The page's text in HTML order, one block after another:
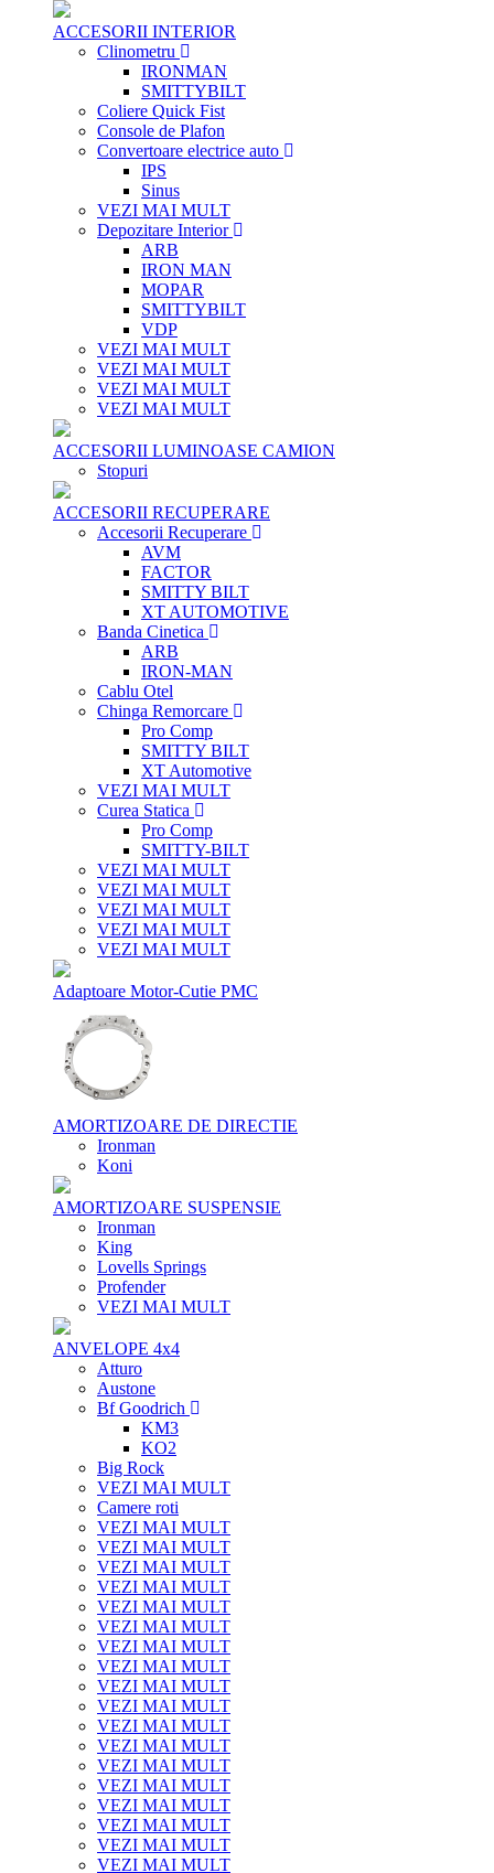
ACCESORII INTERIOR
Clinometru
IRONMAN
SMITTYBILT
Coliere Quick Fist
Console de Plafon
Convertoare electrice auto
IPS
Sinus
VEZI MAI MULT
Depozitare Interior
ARB
IRON MAN
MOPAR
SMITTYBILT
VDP
VEZI MAI MULT
VEZI MAI MULT
VEZI MAI MULT
VEZI MAI MULT
ACCESORII LUMINOASE CAMION
Stopuri
ACCESORII RECUPERARE
Accesorii Recuperare
AVM
FACTOR
SMITTY BILT
XT AUTOMOTIVE
Banda Cinetica
ARB
IRON-MAN
Cablu Otel
Chinga Remorcare
Pro Comp
SMITTY BILT
XT Automotive
VEZI MAI MULT
Curea Statica
Pro Comp
SMITTY-BILT
VEZI MAI MULT
VEZI MAI MULT
VEZI MAI MULT
VEZI MAI MULT
VEZI MAI MULT
Adaptoare Motor-Cutie PMC
AMORTIZOARE DE DIRECTIE
Ironman
Koni
AMORTIZOARE SUSPENSIE
Ironman
King
Lovells Springs
Profender
VEZI MAI MULT
ANVELOPE 4x4
Atturo
Austone
Bf Goodrich
KM3
KO2
Big Rock
VEZI MAI MULT
Camere roti
VEZI MAI MULT
VEZI MAI MULT
VEZI MAI MULT
VEZI MAI MULT
VEZI MAI MULT
VEZI MAI MULT
VEZI MAI MULT
VEZI MAI MULT
VEZI MAI MULT
VEZI MAI MULT
VEZI MAI MULT
VEZI MAI MULT
VEZI MAI MULT
VEZI MAI MULT
VEZI MAI MULT
VEZI MAI MULT
VEZI MAI MULT
VEZI MAI MULT